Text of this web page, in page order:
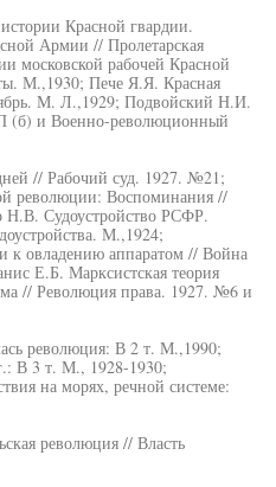
Красной гвардии.
Армии // Пролетарская
московской рабочей Красной
М.,1930; Пече Я.Я. Красная
М. Л.,1929; Подвойский Н.И.
(б) и Военно-революционный
// Рабочий суд. 1927. №21;
революции: Воспоминания //
Судоустройство РСФР.
М.,1924;
к овладению аппаратом // Война
Е.Б. Марксистская теория
// Революция права. 1927. №6 и
революция: В 2 т. М.,1990;
В 3 т. М., 1928-1930;
на морях, речной системе:
революция // Власть